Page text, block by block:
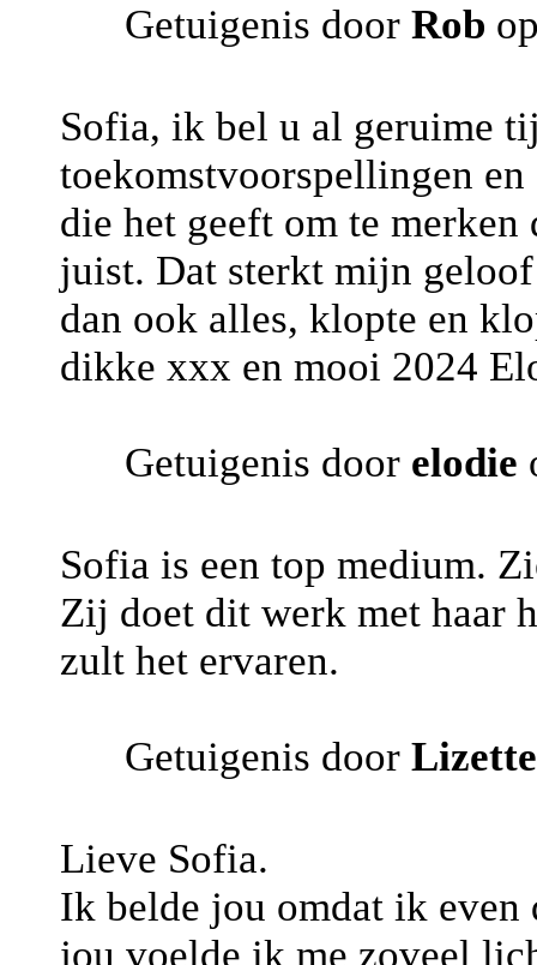
Getuigenis door Rob
Sofia, ik bel u al geruime
toekomstvoorspellingen
die het geeft om te
juist. Dat sterkt mijn
dan ook alles, klopte en
dikke xxx en mooi 2024
Getuigenis door elodie
Sofia is een top medium.
Zij doet dit werk met haar
zult het ervaren.
Getuigenis door Lizette
Lieve Sofia.
Ik belde jou omdat ik even
jou voelde ik me zoveel